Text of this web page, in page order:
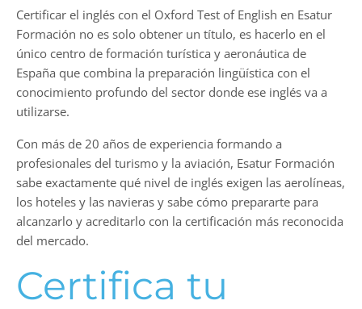
Certificar el inglés con el Oxford Test of English en Esatur
Formación no es solo obtener un título, es hacerlo en el
único centro de formación turística y aeronáutica de
España que combina la preparación lingüística con el
conocimiento profundo del sector donde ese inglés va a
utilizarse.
Con más de 20 años de experiencia formando a
profesionales del turismo y la aviación, Esatur Formación
sabe exactamente qué nivel de inglés exigen las aerolíneas,
los hoteles y las navieras y sabe cómo prepararte para
alcanzarlo y acreditarlo con la certificación más reconocida
del mercado.
Certifica tu